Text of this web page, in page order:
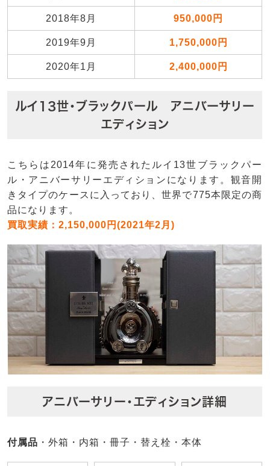
2018年8月 950,000円
2019年9月 1,750,000円
2020年1月 2,400,000円
ルイ13世・ブラックパール アニバーサリー
エディション
こちらは2014年に発売されたルイ13世ブラックパー
ル・アニバーサリーエディションになります。観音開
きタイプのケースに入っており、世界で775本限定の商
品になります。
買取実績：2,150,000円(2021年2月)
アニバーサリー・エディション詳細
付属品 ・外箱・内箱・冊子・替え栓・本体